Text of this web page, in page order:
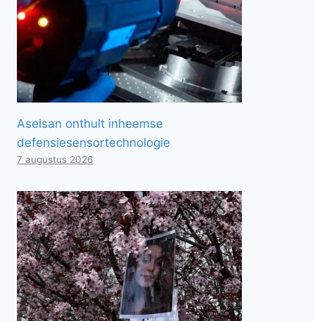
Aselsan onthult inheemse
defensiesensortechnologie
7 augustus 2026